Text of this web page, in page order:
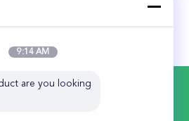
9:14 AM
are you looking